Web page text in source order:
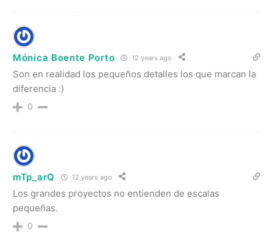
Mónica Boente Porto 12 years ago
Son en realidad los pequeños detalles los que marcan la
diferencia :)
0
mTp_arQ 12 years ago
Los grandes proyectos no entienden de escalas
pequeñas.
0